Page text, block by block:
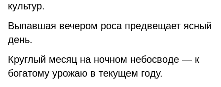
культур.
Выпавшая вечером роса предвещает ясный
день.
Круглый месяц на ночном небосводе — к
богатому урожаю в текущем году.